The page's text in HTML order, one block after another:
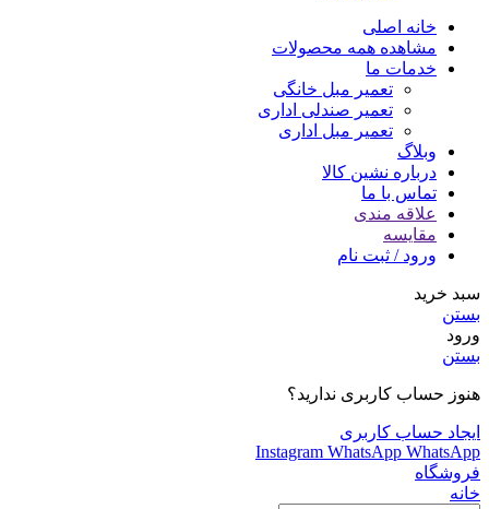
خانه اصلی
مشاهده همه محصولات
خدمات ما
تعمیر مبل خانگی
تعمیر صندلی اداری
تعمیر مبل اداری
وبلاگ
درباره نشین کالا
تماس با ما
علاقه مندی
مقایسه
ورود / ثبت نام
سبد خرید
بستن
ورود
بستن
هنوز حساب کاربری ندارید؟
ایجاد حساب کاربری
Instagram WhatsApp WhatsApp
فروشگاه
خانه